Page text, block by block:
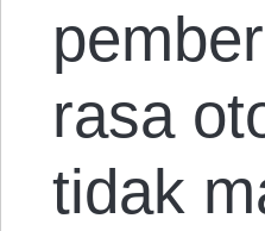
rasa
tidak